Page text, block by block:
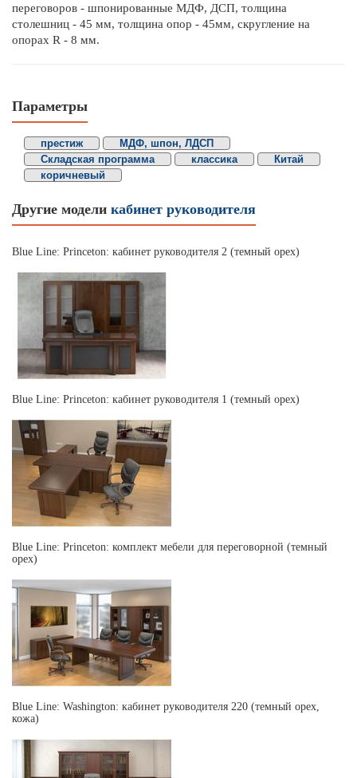
переговоров - шпонированные МДФ, ДСП, толщина
столешниц - 45 мм, толщина опор - 45мм, скругление на
опорах R - 8 мм.
Параметры
престиж
МДФ, шпон, ЛДСП
Складская программа
классика
Китай
коричневый
Другие модели кабинет руководителя
Blue Line: Princeton: кабинет руководителя 2 (темный орех)
Blue Line: Princeton: кабинет руководителя 1 (темный орех)
Blue Line: Princeton: комплект мебели для переговорной (темный
орех)
Blue Line: Washington: кабинет руководителя 220 (темный орех,
кожа)